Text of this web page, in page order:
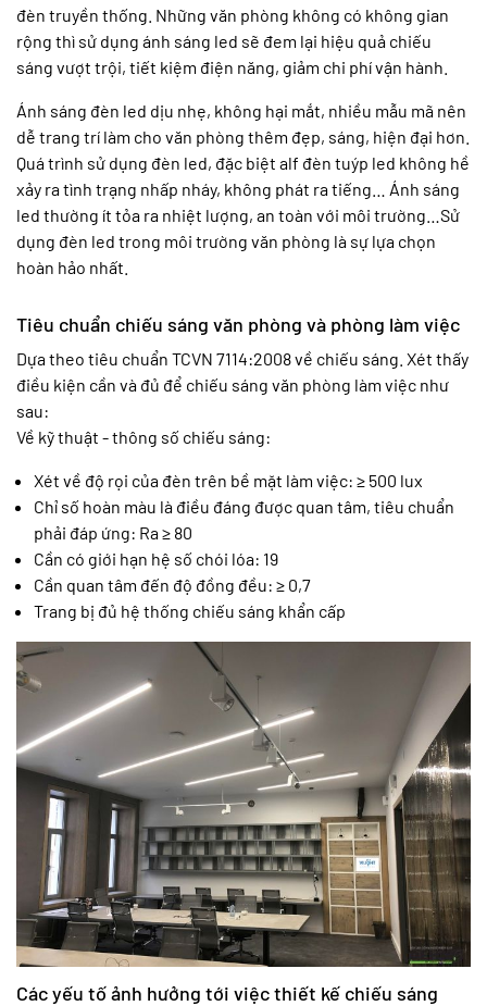
đèn truyền thống. Những văn phòng không có không gian
rộng thì sử dụng ánh sáng led sẽ đem lại hiệu quả chiếu
sáng vượt trội, tiết kiệm điện năng, giảm chi phí vận hành.
Ánh sáng đèn led dịu nhẹ, không hại mắt, nhiều mẫu mã nên
dễ trang trí làm cho văn phòng thêm đẹp, sáng, hiện đại hơn.
Quá trình sử dụng đèn led, đặc biệt alf đèn tuýp led không hề
xảy ra tình trạng nhấp nháy, không phát ra tiếng… Ánh sáng
led thường ít tỏa ra nhiệt lượng, an toàn với môi trường…Sử
dụng đèn led trong môi trường văn phòng là sự lựa chọn
hoàn hảo nhất.
Tiêu chuẩn chiếu sáng văn phòng và phòng làm việc
Dựa theo tiêu chuẩn TCVN 7114:2008 về chiếu sáng. Xét thấy
điều kiện cần và đủ để chiếu sáng văn phòng làm việc như
sau:
Về kỹ thuật - thông số chiếu sáng:
Xét về độ rọi của đèn trên bề mặt làm việc: ≥ 500 lux
Chỉ số hoàn màu là điều đáng được quan tâm, tiêu chuẩn
phải đáp ứng: Ra ≥ 80
Cần có giới hạn hệ số chói lóa: 19
Cần quan tâm đến độ đồng đều: ≥ 0,7
Trang bị đủ hệ thống chiếu sáng khẩn cấp
Các yếu tố ảnh hưởng tới việc thiết kế chiếu sáng